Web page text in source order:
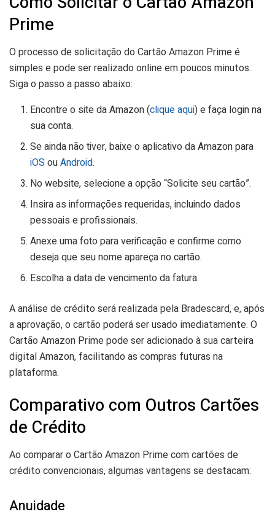
Prime
O processo de solicitação do Cartão Amazon Prime é
simples e pode ser realizado online em poucos minutos.
Siga o passo a passo abaixo:
Encontre o site da Amazon (clique aqui) e faça login na
sua conta.
Se ainda não tiver, baixe o aplicativo da Amazon para
iOS ouAndroid.
No website, selecione a opção “Solicite seu cartão”.
Insira as informações requeridas, incluindo dados
pessoais e profissionais.
Anexe uma foto para verificação e confirme como
deseja que seu nome apareça no cartão.
Escolha a data de vencimento da fatura.
A análise de crédito será realizada pela Bradescard, e, após
a aprovação, o cartão poderá ser usado imediatamente. O
Cartão Amazon Prime pode ser adicionado à sua carteira
digital Amazon, facilitando as compras futuras na
plataforma.
Comparativo com Outros Cartões
de Crédito
Ao comparar o Cartão Amazon Prime com cartões de
crédito convencionais, algumas vantagens se destacam:
Anuidade